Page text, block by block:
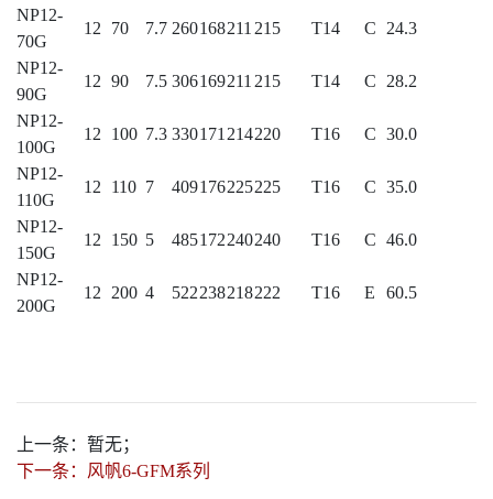
NP12-
70G
12 70 7.7 260168211 215 T14 C 24.3
NP12-
90G
12 90 7.5 306169211 215 T14 C 28.2
NP12-
100G
12 100 7.3 330171 214220 T16 C 30.0
NP12-
110G
12 110 7 409176225225 T16 C 35.0
NP12-
150G
12 150 5 485172240240 T16 C 46.0
NP12-
200G
12 200 4 522238218222 T16 E 60.5
上一条： 暂无；
下一条： 风帆6-GFM系列